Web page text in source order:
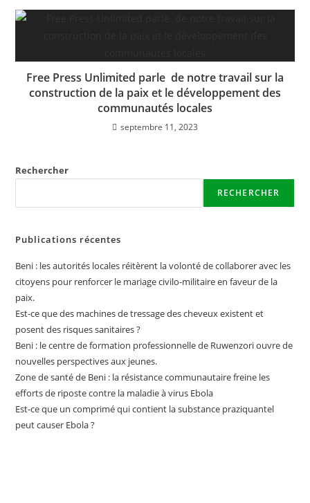
Free Press Unlimited parle de notre travail sur la
construction de la paix et le développement des
communautés locales
septembre 11, 2023
Rechercher
RECHERCHER
Publications récentes
Beni : les autorités locales réitèrent la volonté de collaborer avec les
citoyens pour renforcer le mariage civilo-militaire en faveur de la
paix.
Est-ce que des machines de tressage des cheveux existent et
posent des risques sanitaires ?
Beni : le centre de formation professionnelle de Ruwenzori ouvre de
nouvelles perspectives aux jeunes.
Zone de santé de Beni : la résistance communautaire freine les
efforts de riposte contre la maladie à virus Ebola
Est-ce que un comprimé qui contient la substance praziquantel
peut causer Ebola ?